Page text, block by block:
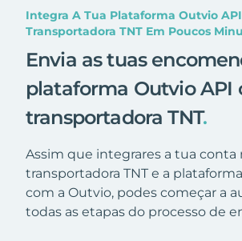
Integra A Tua Plataforma Outvio
Transportadora TNT Em Poucos
Envia as tuas
plataforma Outvio API
transportadora TNT.
Assim que integrares a tua conta
transportadora TNT e a
com a Outvio, podes começar a
todas as etapas do processo de